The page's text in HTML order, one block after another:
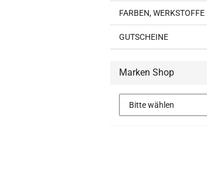
FARBEN, WERKSTOFFE
GUTSCHEINE
Marken Shop